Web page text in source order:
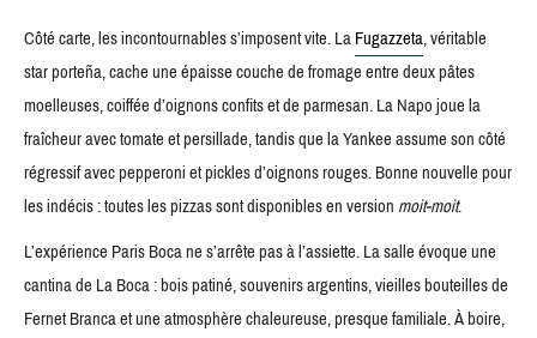
Côté carte, les incontournables s’imposent vite. LaFugazzeta, véritable
star porteña, cache une épaisse couche de fromage entre deux pâtes
moelleuses, coiffée d’oignons confits et de parmesan. La Napo joue la
fraîcheur avec tomate et persillade, tandis que la Yankee assume son côté
régressif avec pepperoni et pickles d’oignons rouges. Bonne nouvelle pour
les indécis : toutes les pizzas sont disponibles en versionmoit-moit.
L’expérience Paris Boca ne s’arrête pas à l’assiette. La salle évoque une
cantina de La Boca : bois patiné, souvenirs argentins, vieilles bouteilles de
Fernet Branca et une atmosphère chaleureuse, presque familiale. À boire,